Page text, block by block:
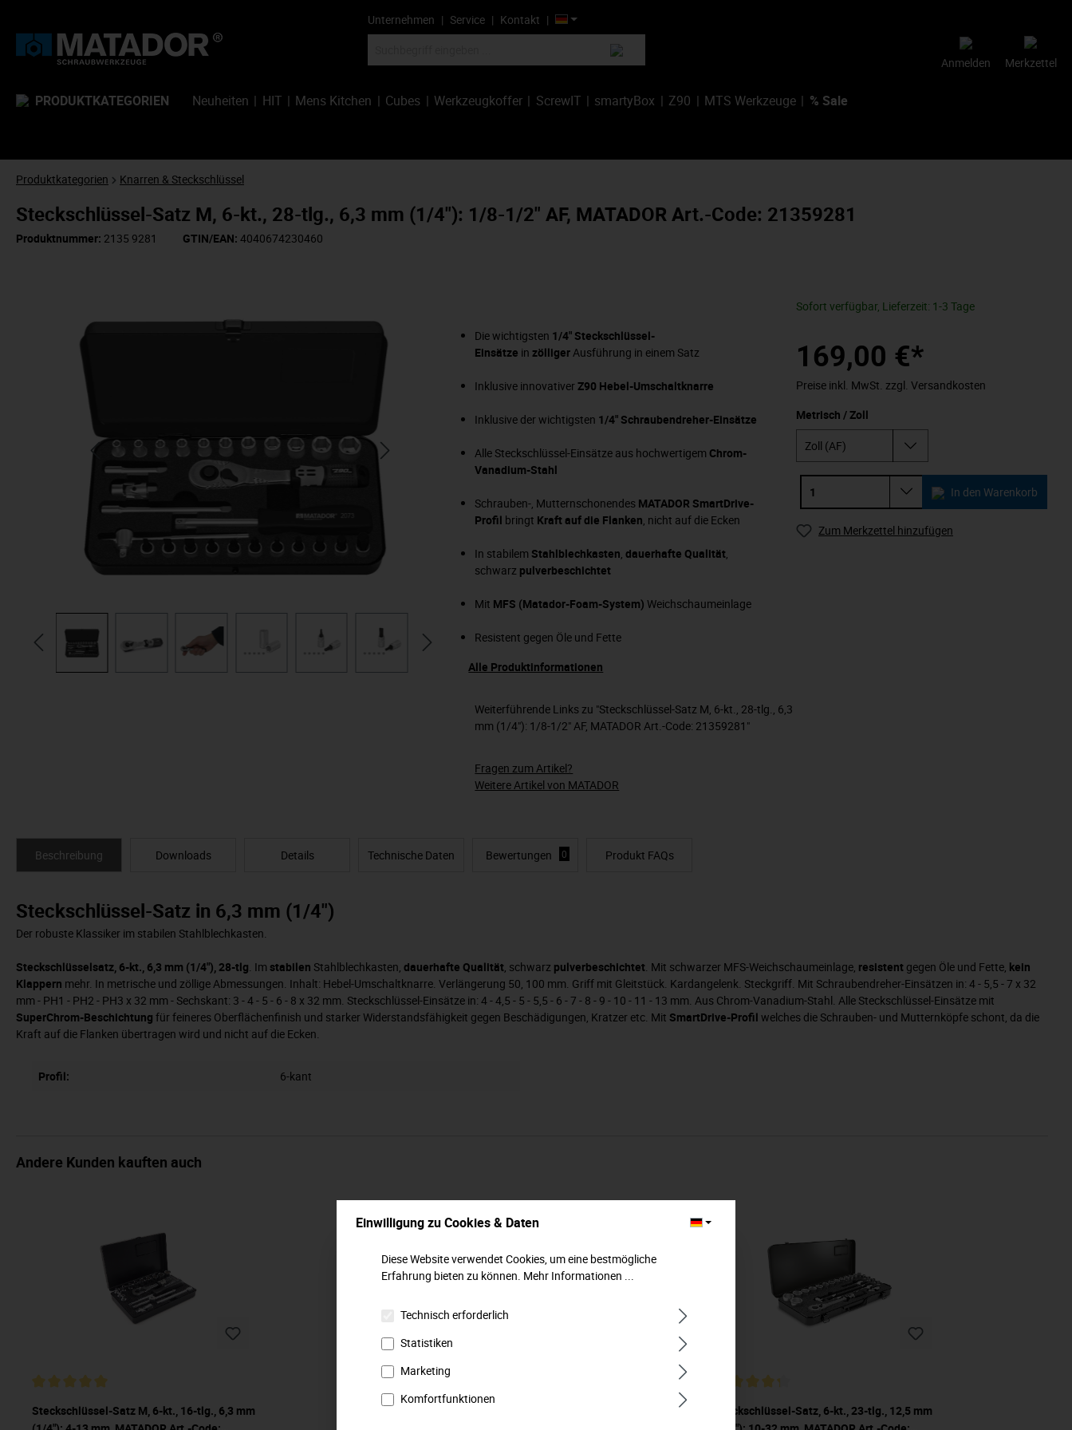
Unternehmen Service Kontakt
Merkzettel
Anmelden
PRODUKTKATEGORIEN Neuheiten HIT Mens Kitchen Cubes Werkzeugkoffer ScrewIT smartyBox Z90 MTS Werkzeuge % Sale
Produktkategorien Knarren & Steckschlüssel
Steckschlüssel-Satz M, 6-kt., 28-tlg., 6,3 mm (1/4"): 1/8-1/2" AF, MATADOR Art.-Code: 21359281
Produktnummer: 2135 9281 GTIN/EAN: 4040674230460
Die wichtigsten 1/4" Steckschlüssel-
Einsätze inzölligerAusführung in einem Satz
Inklusive innovativerZ90 Hebel-Umschaltknarre
Inklusive der wichtigsten 1/4" Schraubendreher-Einsätze
Alle Steckschlüssel-Einsätze aus hochwertigem Chrom-
Vanadium-Stahl
Schrauben-, Mutternschonendes MATADOR SmartDrive-
Profil bringt Kraft auf die Flanken, nicht auf die Ecken
In stabilem Stahlblechkasten,dauerhafte Qualität,
schwarz pulverbeschichtet
Mit MFS (Matador-Foam-System)Weichschaumeinlage
Resistent gegen Öle und Fette
Alle Produktinformationen
Weiterführende Links zu "Steckschlüssel-Satz M, 6-kt., 28-tlg., 6,3
mm (1/4"): 1/8-1/2" AF, MATADOR Art.-Code: 21359281"
Fragen zum Artikel?
Weitere Artikel von MATADOR
Sofort verfügbar, Lieferzeit: 1-3 Tage
169,00 €*
Preise inkl. MwSt. zzgl. Versandkosten
Metrisch / Zoll
In den Warenkorb
Zum Merkzettel hinzufügen
Beschreibung Downloads Details Technische Daten Bewertungen 0 Produkt FAQs
Steckschlüssel-Satz in 6,3 mm (1/4")
Der robuste Klassiker im stabilen Stahlblechkasten.
Steckschlüsselsatz, 6-kt., 6,3 mm (1/4"), 28-tlg. Im stabilen Stahlblechkasten, dauerhafte Qualität, schwarz pulverbeschichtet. Mit schwarzer MFS-Weichschaumeinlage, resistent gegen Öle und Fette, kein
Klappern mehr. In metrische und zöllige Abmessungen. Inhalt: Hebel-Umschaltknarre. Verlängerung 50, 100 mm. Griff mit Gleitstück. Kardangelenk. Steckgriff. Mit Schraubendreher-Einsätzen in: 4 - 5,5 - 7 x 32
mm - PH1 - PH2 - PH3 x 32 mm - Sechskant: 3 - 4 - 5 - 6 - 8 x 32 mm. Steckschlüssel-Einsätze in: 4 - 4,5 - 5 - 5,5 - 6 - 7 - 8 - 9 - 10 - 11 - 13 mm. Aus Chrom-Vanadium-Stahl. Alle Steckschlüssel-Einsätze mit
SuperChrom-Beschichtung für feineres Oberflächenfinish und starker Widerstandsfähigkeit gegen Beschädigungen, Kratzer etc. Mit SmartDrive-Profil welches die Schrauben- und Mutternköpfe schont, da die
Kraft auf die Flanken übertragen wird und nicht auf die Ecken.
Profil: 6-kant
Andere Kunden kauften auch
Steckschlüssel-Satz M, 6-kt., 16-tlg., 6,3 mm
Steckschlüssel-Satz, 6-kt., 21-tlg., 10 mm
Steckschlüssel-Satz, 6-kt., 23-tlg., 12,5 mm
Einwilligung zu Cookies & Daten
Diese Website verwendet Cookies, um eine bestmögliche
Erfahrung bieten zu können. Mehr Informationen ...
Technisch erforderlich
Statistiken
Marketing
Komfortfunktionen